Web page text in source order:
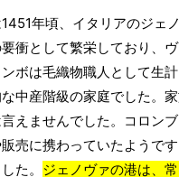
年頃、イタリアのジェ
衝として繁栄しており、
ボは毛織物職人として生
中産階級の家庭でした。
えませんでした。コロン
売に携わっていたようで
た。 ジェノヴァの港は、